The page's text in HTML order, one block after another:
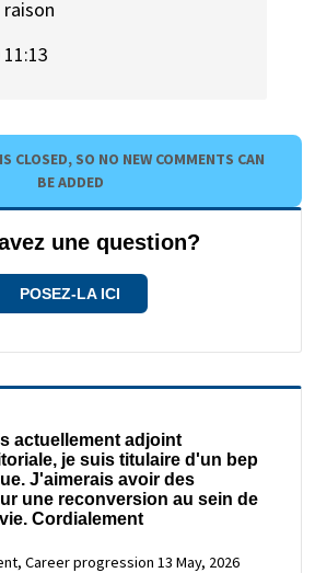
raison
CLOSED, SO NO NEW COMMENTS CAN
BE ADDED
une question?
POSEZ-LA ICI
actuellement adjoint
je suis titulaire d'un bep
J'aimerais avoir des
une reconversion au sein de
Cordialement
Career progression 13 May, 2026